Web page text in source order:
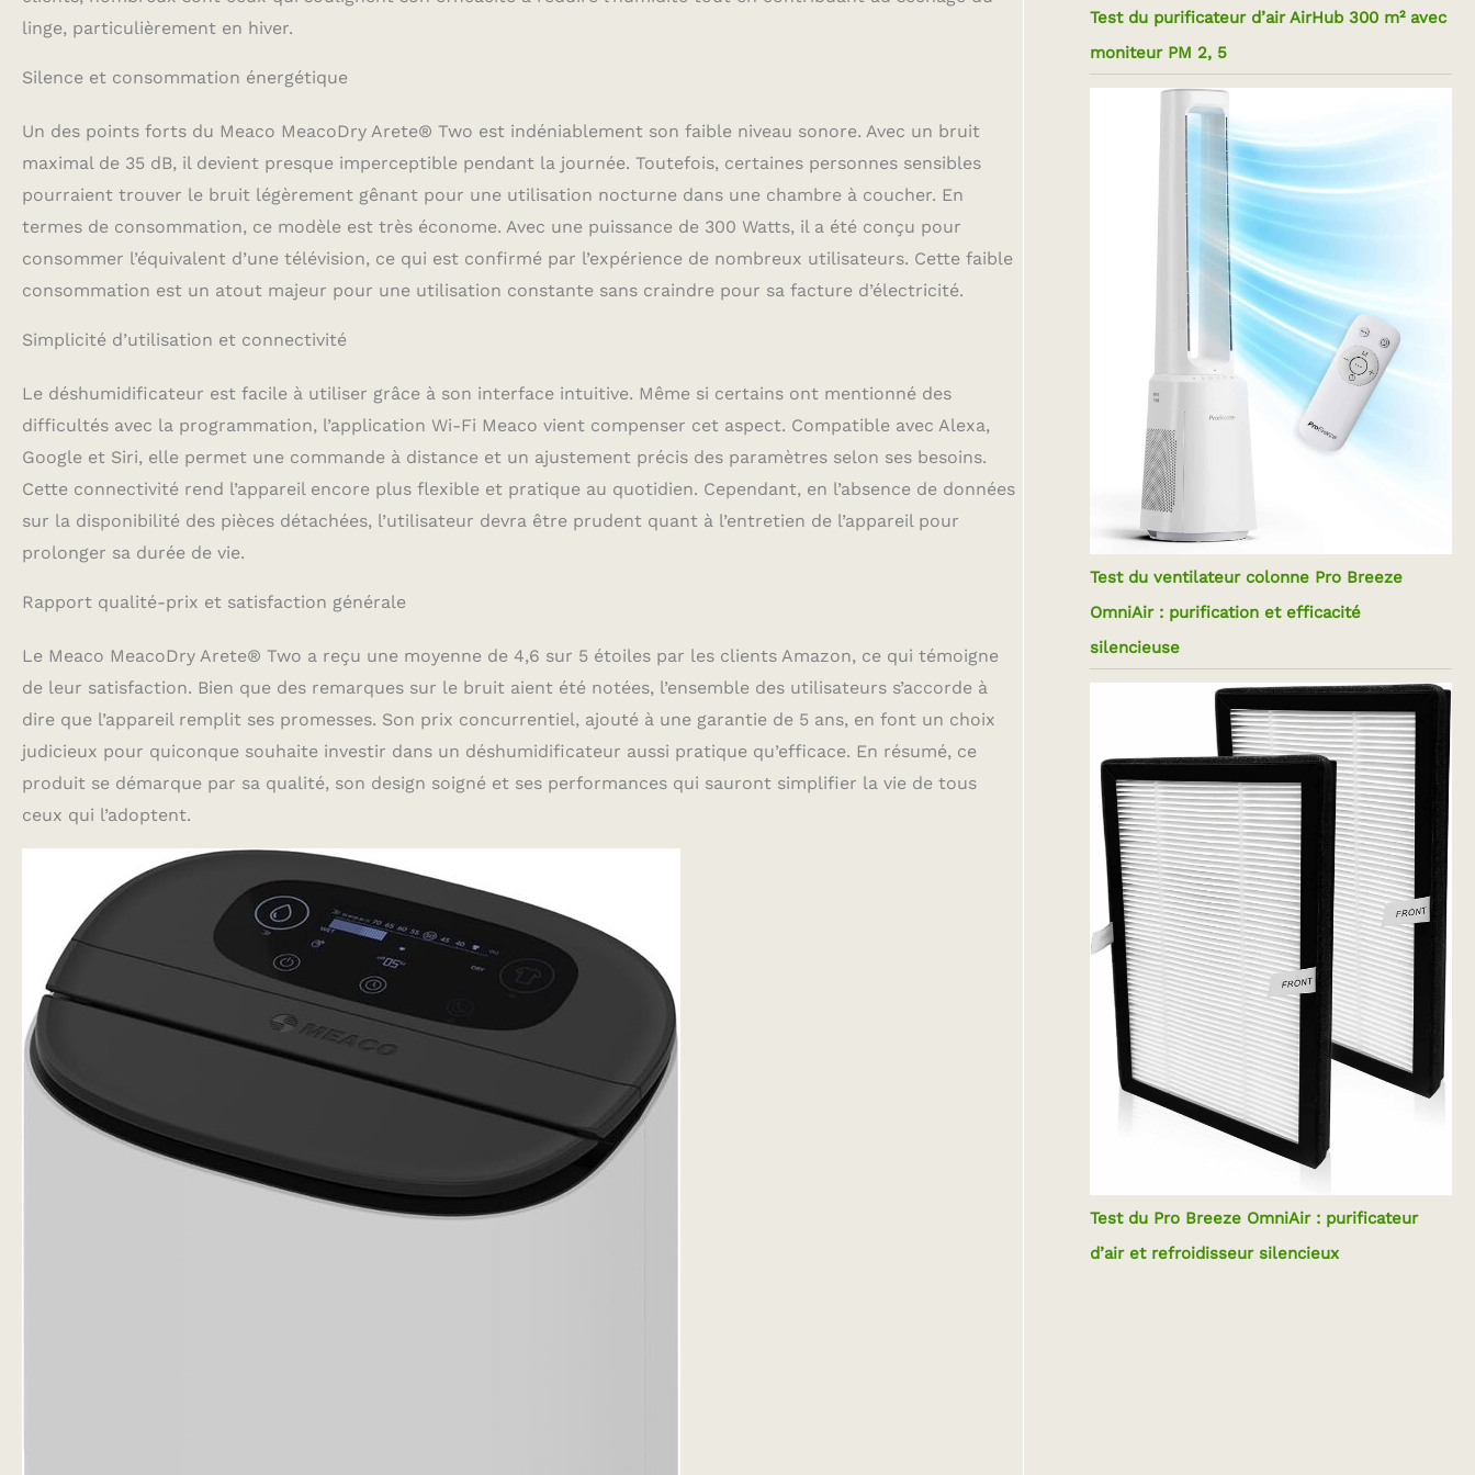
linge, particulièrement en hiver.
Silence et consommation énergétique
Un des points forts du Meaco MeacoDry Arete® Two est indéniablement son faible niveau sonore. Avec un bruit
maximal de 35 dB, il devient presque imperceptible pendant la journée. Toutefois, certaines personnes sensibles
pourraient trouver le bruit légèrement gênant pour une utilisation nocturne dans une chambre à coucher. En
termes de consommation, ce modèle est très économe. Avec une puissance de 300 Watts, il a été conçu pour
consommer l’équivalent d’une télévision, ce qui est confirmé par l’expérience de nombreux utilisateurs. Cette faible
consommation est un atout majeur pour une utilisation constante sans craindre pour sa facture d’électricité.
Simplicité d’utilisation et connectivité
Le déshumidificateur est facile à utiliser grâce à son interface intuitive. Même si certains ont mentionné des
difficultés avec la programmation, l’application Wi-Fi Meaco vient compenser cet aspect. Compatible avec Alexa,
Google et Siri, elle permet une commande à distance et un ajustement précis des paramètres selon ses besoins.
Cette connectivité rend l’appareil encore plus flexible et pratique au quotidien. Cependant, en l’absence de données
sur la disponibilité des pièces détachées, l’utilisateur devra être prudent quant à l’entretien de l’appareil pour
prolonger sa durée de vie.
Rapport qualité-prix et satisfaction générale
Le Meaco MeacoDry Arete® Two a reçu une moyenne de 4,6 sur 5 étoiles par les clients Amazon, ce qui témoigne
de leur satisfaction. Bien que des remarques sur le bruit aient été notées, l’ensemble des utilisateurs s’accorde à
dire que l’appareil remplit ses promesses. Son prix concurrentiel, ajouté à une garantie de 5 ans, en font un choix
judicieux pour quiconque souhaite investir dans un déshumidificateur aussi pratique qu’efficace. En résumé, ce
produit se démarque par sa qualité, son design soigné et ses performances qui sauront simplifier la vie de tous
ceux qui l’adoptent.
Test du purificateur d’air AirHub 300 m² avec
moniteur PM 2, 5
Test du ventilateur colonne Pro Breeze
OmniAir : purification et efficacité
silencieuse
Test du Pro Breeze OmniAir : purificateur
d’air et refroidisseur silencieux